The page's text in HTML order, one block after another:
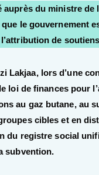
du ministre de
le gouvernement
de
Lakjaa, lors d’une
loi de finances pour
au gaz butane, au
cibles et en
du registre social
subvention.